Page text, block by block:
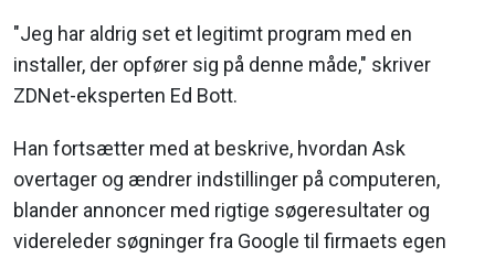
"Jeg har aldrig set et legitimt program med en
installer, der opfører sig på denne måde," skriver
ZDNet-eksperten Ed Bott.
Han fortsætter med at beskrive, hvordan Ask
overtager og ændrer indstillinger på computeren,
blander annoncer med rigtige søgeresultater og
videreleder søgninger fra Google til firmaets egen